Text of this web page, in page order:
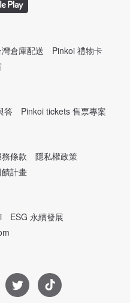
倉庫配送
Pinkoi 禮物卡
答 Pinkoi tickets 售票專案
務條款
隱私權政策
計畫
ESG 永續發展